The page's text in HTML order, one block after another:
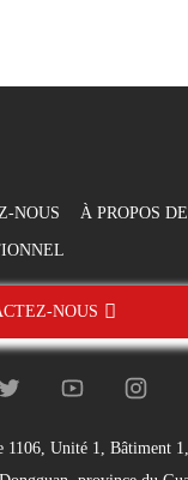
NOUS À PROPOS
NOUS
1106, Unité 1, Bâtiment